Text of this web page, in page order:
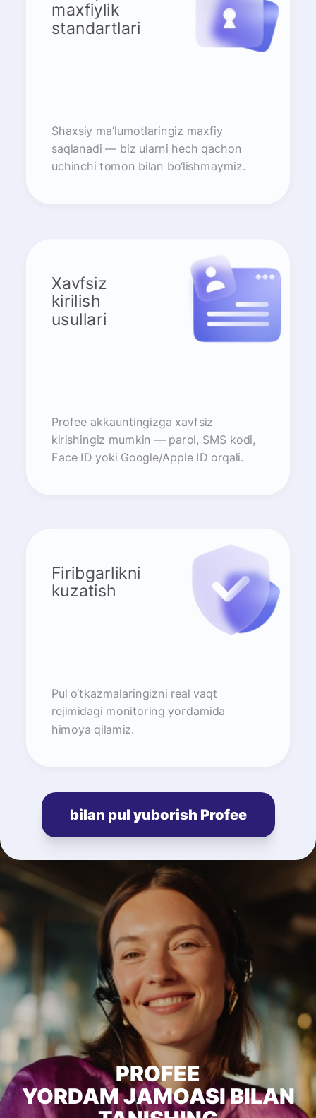
maxfiylik
standartlari
Shaxsiy ma’lumotlaringiz maxfiy
saqlanadi — biz ularni hech qachon
uchinchi tomon bilan bo‘lishmaymiz.
Xavfsiz
kirilish
usullari
Profee akkauntingizga xavfsiz
kirishingiz mumkin — parol, SMS kodi,
Face ID yoki Google/Apple ID orqali.
Firibgarlikni
kuzatish
Pul o‘tkazmalaringizni real vaqt
rejimidagi monitoring yordamida
himoya qilamiz.
bilan pul yuborish Profee
PROFEE
YORDAM JAMOASI BILAN